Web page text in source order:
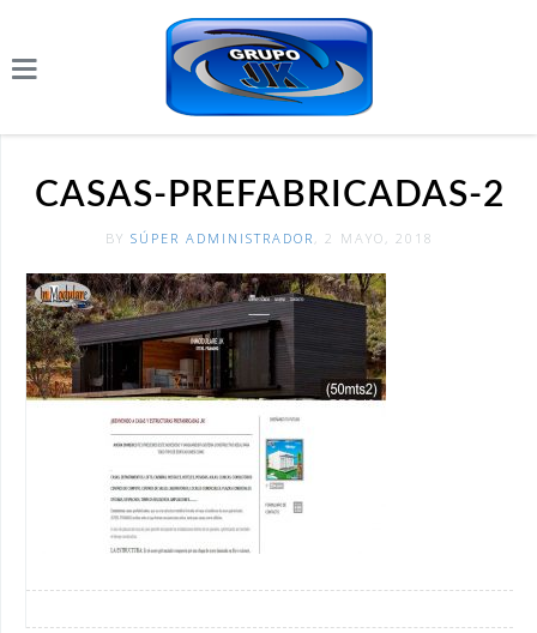
CASAS-PREFABRICADAS-2
BY SÚPER ADMINISTRADOR , 2 MAYO, 2018